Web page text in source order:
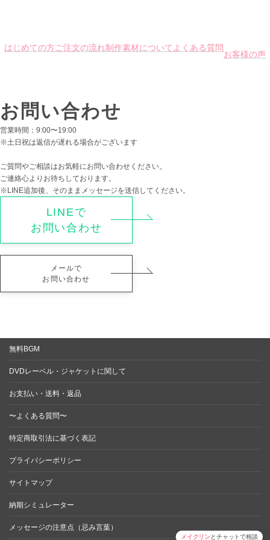
ョ
ペ
ー
ジ
か
ら
択
で
き
はじめての方ご注文の流れ制作素材について よくある質問
お客様の声
お問い合わせ
営業時間：9:00〜19:00
※土日祝は返信が遅れる場合がございます
ご質問やご相談はお気軽にお問い合わせください。
ご連絡心よりお待ちしております。
※LINE追加後、そのままメッセージを送信してください。
LINEで
お問い合わせ
メールで
お問い合わせ
無料BGM
DVDレーベル・ジャケットに関して
お支払い・送料・返品
〜よくある質問〜
特定商取引法に基づく表記
プライバシーポリシー
サイトマップ
納期シミュレーター
メッセージの注意点（忌み言葉）
メイクリンとチャットで相談